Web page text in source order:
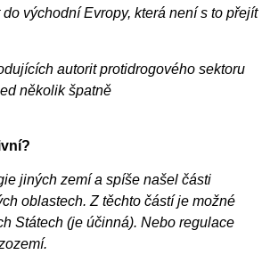
východní Evropy, která není s to přejít
autorit protidrogového sektoru
několik špatně
jiných zemí a spíše našel části
oblastech. Z těchto částí je možné
Státech (je účinná). Nebo regulace